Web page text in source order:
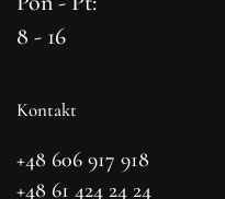
8 - 16
Kontakt
+48 606 917 918
+48 61 424 24 24